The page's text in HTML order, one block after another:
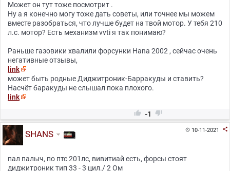
Может он тут тоже посмотрит .
Ну а я конечно могу тоже дать советы, или точнее мы можем
вместе разобраться, что лучше будет на твой мотор. У тебя 210
л.с. мотор? Есть механизм vvti я так понимаю?
Раньше газовики хвалили форсунки Hana 2002 , сейчас очень
негативные отзывы,
link
может быть родные Диджитроник-Барракуды и ставить?
Насчёт баракуды не слышал пока плохого.
link
 -1 
10-11-2021 
SHANS
пал палыч, по птс 201лс, вивитиай есть, форсы стоят
диджитроник тип 33 - 3 цил./ 2 Ом